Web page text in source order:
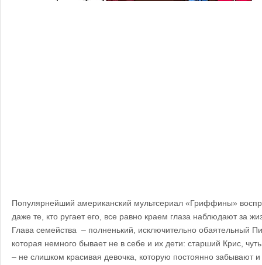
Популярнейший американский мультсериал «Гриффины»
даже те, кто ругает его, все равно краем глаза наблюдают за
Глава семейства – полненький, исключительно обаятельный
которая немного бывает не в себе и их дети: старший Крис,
– не слишком красивая девочка, которую постоянно